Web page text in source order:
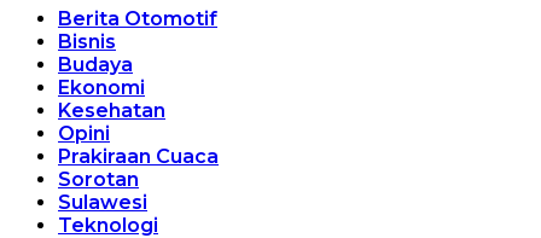
Berita Otomotif
Bisnis
Budaya
Ekonomi
Kesehatan
Opini
Prakiraan Cuaca
Sorotan
Sulawesi
Teknologi